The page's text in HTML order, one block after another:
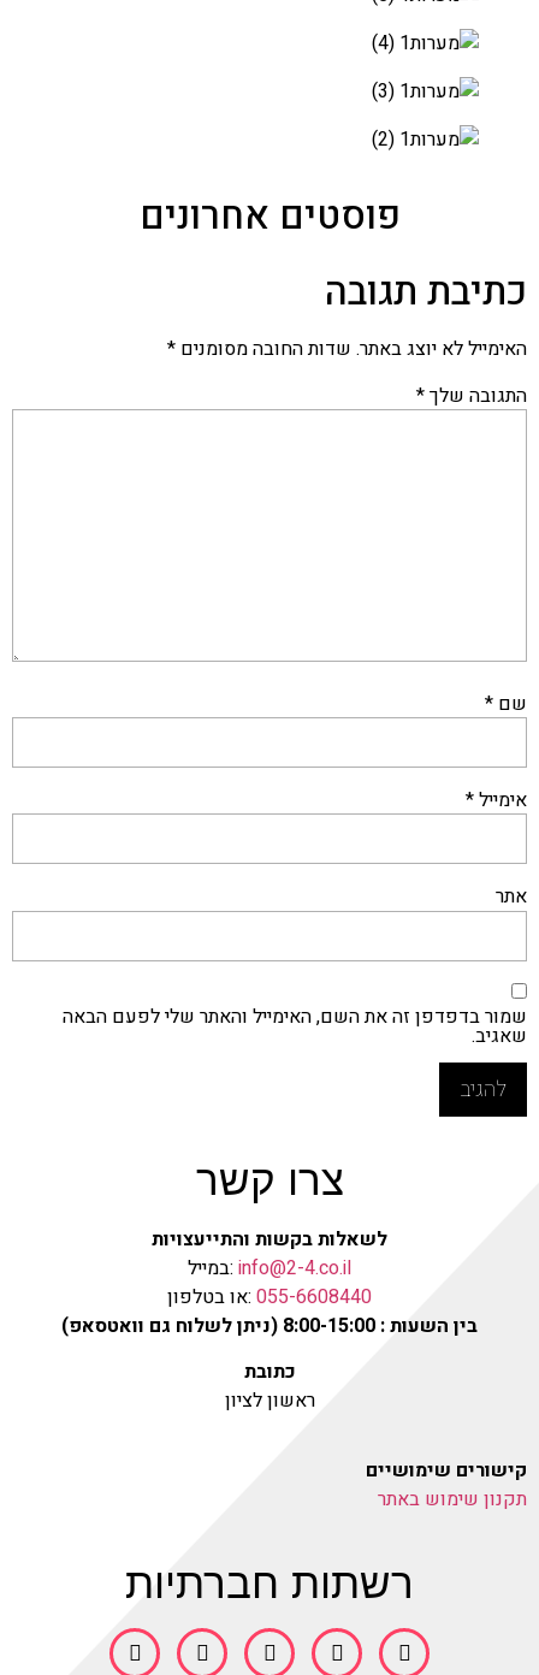
פוסטים אחרונים
כתיבת תגובה
האימייל לא יוצג באתר. שדות החובה מסומנים *
התגובה שלך*
שם *
אימייל*
אתר
שמור בדפדפן זה את השם, האימייל והאתר שלי לפעם הבאה
שאגיב.
רשתות חברתיות
צרו קשר
לשאלות בקשות והתייעצויות
info@2-4.co.il :במייל
055-6608440 :או בטלפון
בין השעות : 8:00-15:00 (ניתן לשלוח גם וואטסאפ)
כתובת
ראשון לציון
קישורים שימושיים
תקנון שימוש באתר